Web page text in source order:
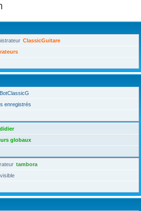
ClassicGuitare
BotClassicG
enregistrés
didier
globaux
tambora